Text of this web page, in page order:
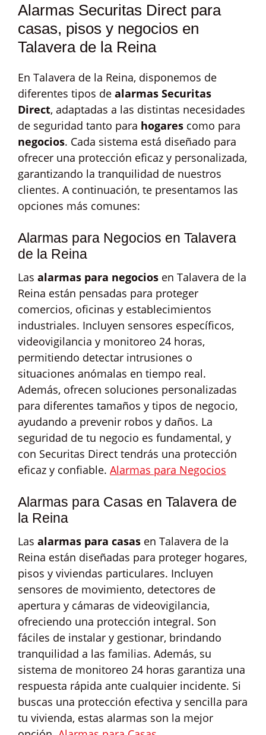
Alarmas Securitas Direct para
casas, pisos y negocios en
Talavera de la Reina
En Talavera de la Reina, disponemos de
diferentes tipos de alarmas Securitas
Direct, adaptadas a las distintas necesidades
de seguridad tanto para hogares como para
negocios. Cada sistema está diseñado para
ofrecer una protección eficaz y personalizada,
garantizando la tranquilidad de nuestros
clientes. A continuación, te presentamos las
opciones más comunes:
Alarmas para Negocios en Talavera
de la Reina
Las alarmas para negocios en Talavera de la
Reina están pensadas para proteger
comercios, oficinas y establecimientos
industriales. Incluyen sensores específicos,
videovigilancia y monitoreo 24 horas,
permitiendo detectar intrusiones o
situaciones anómalas en tiempo real.
Además, ofrecen soluciones personalizadas
para diferentes tamaños y tipos de negocio,
ayudando a prevenir robos y daños. La
seguridad de tu negocio es fundamental, y
con Securitas Direct tendrás una protección
eficaz y confiable. Alarmas para Negocios
Alarmas para Casas en Talavera de
la Reina
Las alarmas para casas en Talavera de la
Reina están diseñadas para proteger hogares,
pisos y viviendas particulares. Incluyen
sensores de movimiento, detectores de
apertura y cámaras de videovigilancia,
ofreciendo una protección integral. Son
fáciles de instalar y gestionar, brindando
tranquilidad a las familias. Además, su
sistema de monitoreo 24 horas garantiza una
respuesta rápida ante cualquier incidente. Si
buscas una protección efectiva y sencilla para
tu vivienda, estas alarmas son la mejor